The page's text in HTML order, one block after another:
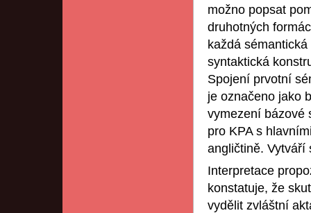
možno popsat
druhotných
každá
syntaktická
Spojení prvotní
je označeno jako
vymezení bázové
pro KPA s
angličtině. Vytváří
Interpretace
konstatuje, že
vydělit zvláštní